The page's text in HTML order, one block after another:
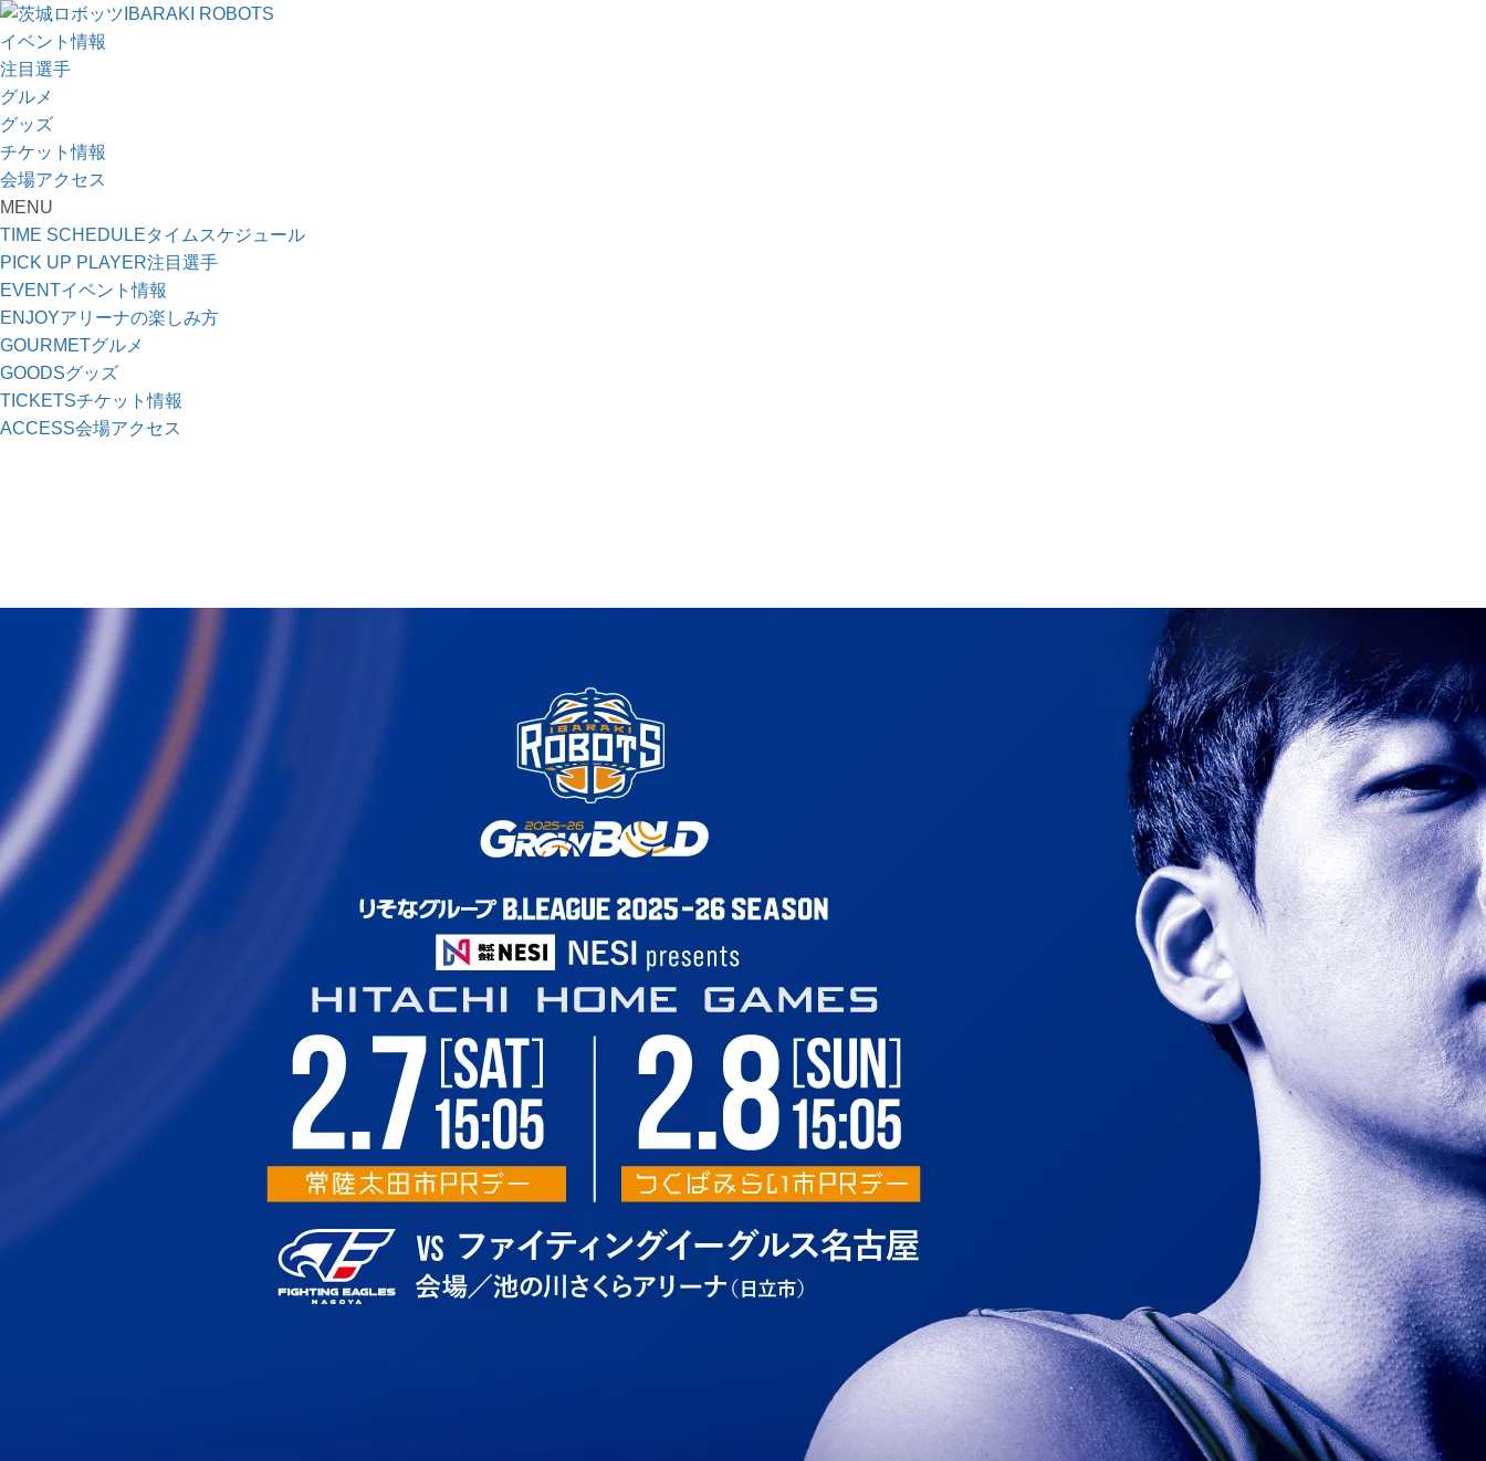
IBARAKI ROBOTS
イベント情報
注目選手
グルメ
グッズ
チケット情報
会場アクセス
MENU
TIME SCHEDULEタイムスケジュール
PICK UP PLAYER注目選手
EVENTイベント情報
ENJOYアリーナの楽しみ方
GOURMETグルメ
GOODSグッズ
TICKETSチケット情報
ACCESS会場アクセス